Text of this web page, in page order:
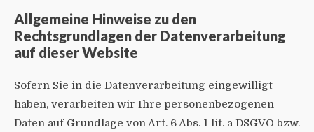
Allgemeine Hinweise zu den
Rechtsgrundlagen der Datenverarbeitung
auf dieser Website
Sofern Sie in die Datenverarbeitung eingewilligt
haben, verarbeiten wir Ihre personenbezogenen
Daten auf Grundlage von Art. 6 Abs. 1 lit. a DSGVO bzw.